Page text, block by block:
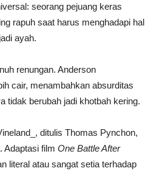
seorang pejuang keras
rapuh saat harus menghadapi hal
ayah.
renungan. Anderson
cair, menambahkan absurditas
tidak berubah jadi khotbah kering.
ditulis Thomas Pynchon,
Adaptasi film One Battle After
literal atau sangat setia terhadap